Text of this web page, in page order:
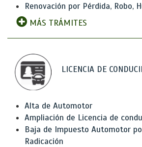
Renovación por Pérdida, Robo,
MÁS TRÁMITES
LICENCIA DE
Alta de Automotor
Ampliación de Licencia de
Baja de Impuesto Automotor
Radicación